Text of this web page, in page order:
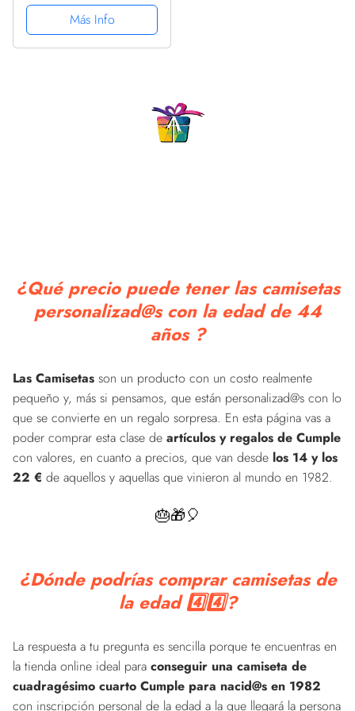
cumpleaños niña de 44
años escribiendo un
diario | Cuaderno en
Más Info
¿Qué precio puede tener las camisetas
personalizad@s con la edad de 44
años ?
Las Camisetas son un producto con un costo realmente
pequeño y, más si pensamos, que están personalizad@s con lo
que se convierte en un regalo sorpresa. En esta página vas a
poder comprar esta clase de artículos y regalos de Cumple
con valores, en cuanto a precios, que van desde los 14 y los
22 € de aquellos y aquellas que vinieron al mundo en 1982.
🎂🎁🎈
¿Dónde podrías comprar camisetas de
la edad 4️⃣4️⃣?
La respuesta a tu pregunta es sencilla porque te encuentras en
la tienda online ideal para conseguir una camiseta de
cuadragésimo cuarto Cumple para nacid@s en 1982
con inscripción personal de la edad a la que llegará la persona